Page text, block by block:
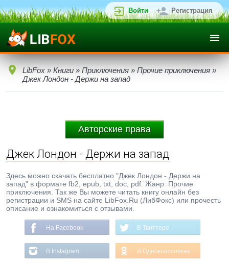
Войти Регистрация
LibFox » Книги » Приключения » Прочие приключения »
Джек Лондон - Держи на запад
Авторские права
Джек Лондон - Держи на запад
Здесь можно скачать бесплатно "Джек Лондон - Держи на
запад" в формате fb2, epub, txt, doc, pdf. Жанр: Прочие
приключения. Так же Вы можете читать книгу онлайн без
регистрации и SMS на сайте LibFox.Ru (ЛибФокс) или прочесть
описание и ознакомиться с отзывами.
На Facebook В Твиттере
В Instagram В Одноклассниках